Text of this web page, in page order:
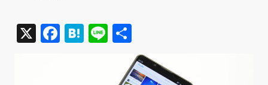
X Facebook
Hatena
Line
有